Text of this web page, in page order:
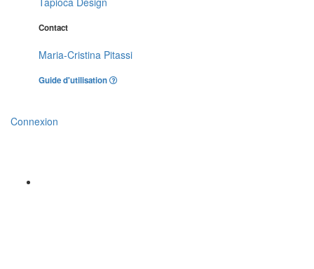
Contact
Maria-Cristina Pitassi
Guide d'utilisation
Connexion